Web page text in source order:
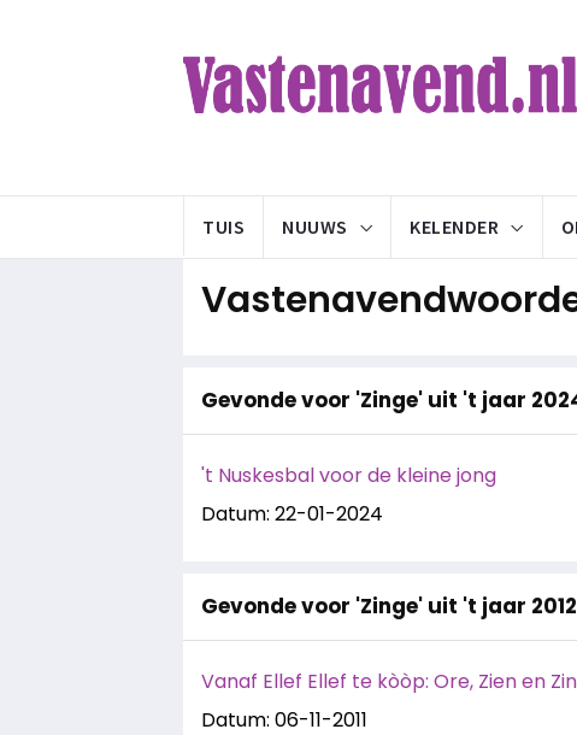
TUIS NUUWS KELENDER
Gevonde voor 'Zinge' uit 't jaar
't Nuskesbal voor de kleine jong
Datum: 22-01-2024
Gevonde voor 'Zinge' uit 't jaar 2012
Vanaf Ellef Ellef te kòòp: Ore, Zien en
Datum: 06-11-2011